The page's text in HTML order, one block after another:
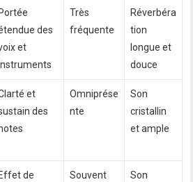
Portée
des
et
Très
fréquente
Réverbéra
tion
longue et
douce
et
des
Omniprése
nte
Son
cristallin
et ample
Effet de
Souvent
Son